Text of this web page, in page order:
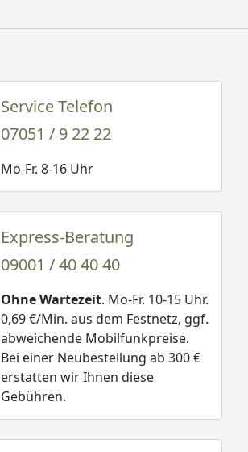
Service Telefon
07051 / 9 22 22
Mo-Fr. 8-16 Uhr
Express-Beratung
09001 / 40 40 40
Ohne Wartezeit. Mo-Fr. 10-15 Uhr.
0,69 €/Min. aus dem Festnetz, ggf.
abweichende Mobilfunkpreise.
Bei einer Neubestellung ab 300 €
erstatten wir Ihnen diese
Gebühren.